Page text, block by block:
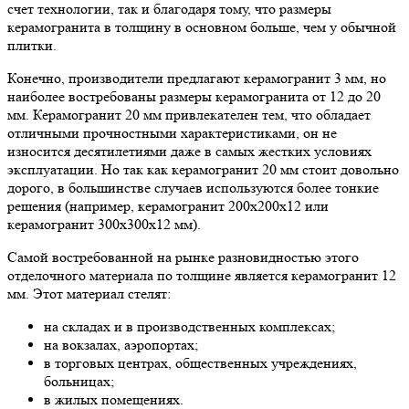
счет технологии, так и благодаря тому, что размеры
керамогранита в толщину в основном больше, чем у обычной
плитки.
Конечно, производители предлагают керамогранит 3 мм, но
наиболее востребованы размеры керамогранита от 12 до 20
мм. Керамогранит 20 мм привлекателен тем, что обладает
отличными прочностными характеристиками, он не
износится десятилетиями даже в самых жестких условиях
эксплуатации. Но так как керамогранит 20 мм стоит довольно
дорого, в большинстве случаев используются более тонкие
решения (например, керамогранит 200х200х12 или
керамогранит 300х300х12 мм).
Самой востребованной на рынке разновидностью этого
отделочного материала по толщине является керамогранит 12
мм. Этот материал стелят:
на складах и в производственных комплексах;
на вокзалах, аэропортах;
в торговых центрах, общественных учреждениях,
больницах;
в жилых помещениях.